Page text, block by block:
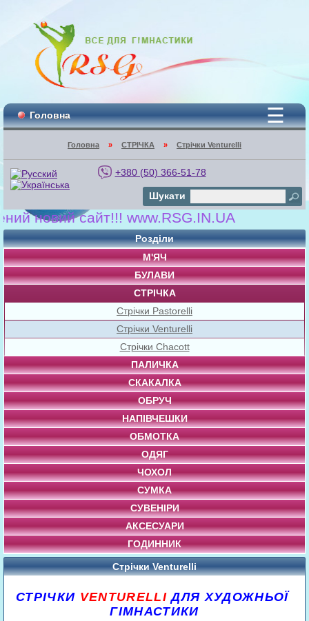
Головна ☰
Головна » СТРІЧКА » Стрічки Venturelli
+380 (50) 366-51-78
Шукати
новий сайт!!! www.RSG.IN.UA
Розділи
М'ЯЧ
БУЛАВИ
СТРІЧКА
Стрічки Pastorelli
Стрічки Venturelli
Стрічки Chacott
ПАЛИЧКА
СКАКАЛКА
ОБРУЧ
НАПІВЧЕШКИ
ОБМОТКА
ОДЯГ
ЧОХОЛ
СУМКА
СУВЕНІРИ
АКСЕСУАРИ
ГОДИННИК
Стрічки Venturelli
СТРІЧКИ VENTURELLIДЛЯ ХУДОЖНЬОЇ
ГІМНАСТИКИ